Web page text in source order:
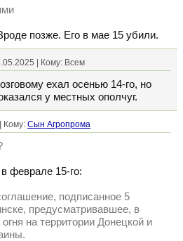
позже. Его в мае 15 убили.
| Кому: Всем
ехал осенью 14-го, но
у местных ополчуг.
Кому: Сын Агропрома
феврале 15-го:
подписанное 5
предусматривавшее, в
на территории Донецкой и